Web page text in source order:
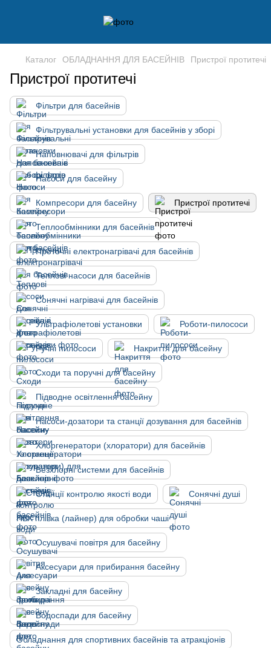
Каталог ОБЛАДНАННЯ ДЛЯ БАСЕЙНІВ Пристрої протитечі
Пристрої протитечі
Фільтри для басейнів
Фільтрувальні установки для басейнів у зборі
Наповнювачі для фільтрів
Насоси для басейну
Компресори для басейну Пристрої протитечі
Теплообмінники для басейнів
Проточні електронагрівачі для басейнів
Теплові насоси для басейнів
Сонячні нагрівачі для басейнів
Ультрафіолетові установки Роботи-пилососи
Ручні пилососи Накриття для басейну
Сходи та поручні для басейну
Підводне освітлення басейну
Насоси-дозатори та станції дозування для басейнів
Хлоргенератори (хлоратори) для басейнів
Безхлорні системи для басейнів
Станції контролю якості води Сонячні душі
ПВХ плівка (лайнер) для обробки чаші
Осушувачі повітря для басейну
Аксесуари для прибирання басейну
Закладні для басейну
Водоспади для басейну
Обладнання для спортивних басейнів та атракціонів